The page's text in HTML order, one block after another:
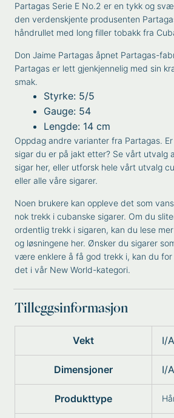
Partagas Serie E No.2 er en tykk og
den verdenskjente produsenten
håndrullet med long filler tobakk fra
Don Jaime Partagas åpnet Partagas-
Partagas er lett gjenkjennelig med sin
smak.
Styrke: 5/5
Gauge: 54
Lengde: 14 cm
Oppdag andre varianter fra Partagas.
sigar du er på jakt etter? Se vårt utvalg
sigar her, eller utforsk hele vårt utvalg
eller alle våre sigarer.
Noen brukere kan oppleve det som
nok trekk i cubanske sigarer. Om du
ordentlig trekk i sigaren, kan du lese
og løsningene her. Ønsker du sigarer
være enklere å få god trekk i, kan du for
det i vår New World-kategori.
Tilleggsinformasjon
Vekt I/A
Dimensjoner I/A
Produkttype